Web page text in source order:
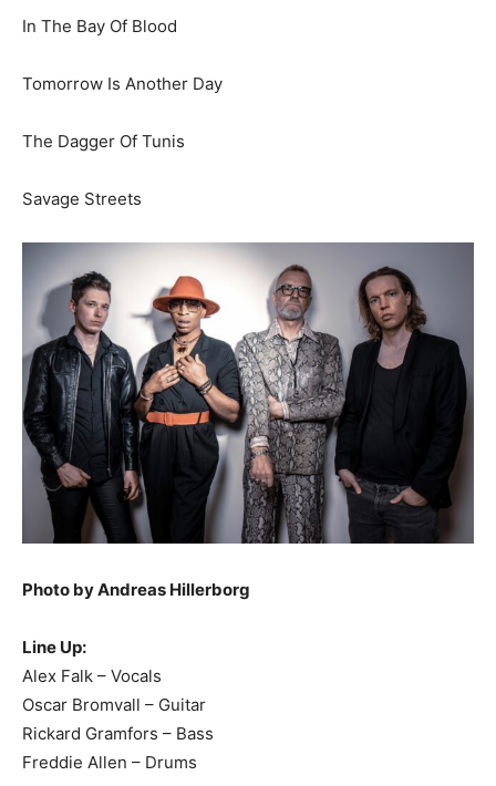
In The Bay Of Blood
Tomorrow Is Another Day
The Dagger Of Tunis
Savage Streets
Photo by Andreas Hillerborg
Line Up:
Alex Falk – Vocals
Oscar Bromvall – Guitar
Rickard Gramfors – Bass
Freddie Allen – Drums